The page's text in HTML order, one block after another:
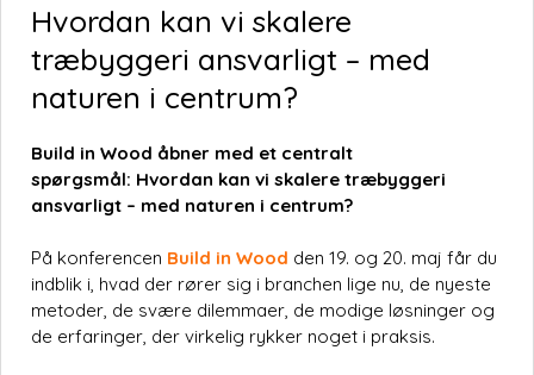
Hvordan kan vi skalere
træbyggeri ansvarligt – med
naturen i centrum?
Build in Wood åbner med et centralt
spørgsmål: Hvordan kan vi skalere træbyggeri
ansvarligt – med naturen i centrum?
På konferencen Build in Wood den 19. og 20. maj får du
indblik i, hvad der rører sig i branchen lige nu, de nyeste
metoder, de svære dilemmaer, de modige løsninger og
de erfaringer, der virkelig rykker noget i praksis.